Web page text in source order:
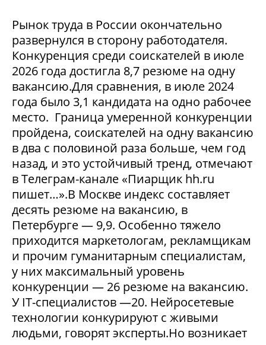
Рынок труда в России окончательно
развернулся в сторону работодателя.
Конкуренция среди соискателей в июле
2026 года достигла 8,7 резюме на одну
вакансию.Для сравнения, в июле 2024
года было 3,1 кандидата на одно рабочее
место. Граница умеренной конкуренции
пройдена, соискателей на одну вакансию
в два с половиной раза больше, чем год
назад, и это устойчивый тренд, отмечают
в Телеграм-канале «Пиарщик hh.ru
пишет…».В Москве индекс составляет
десять резюме на вакансию, в
Петербурге — 9,9. Особенно тяжело
приходится маркетологам, рекламщикам
и прочим гуманитарным специалистам,
у них максимальный уровень
конкуренции — 26 резюме на вакансию.
У IT-специалистов —20. Нейросетевые
технологии конкурируют с живыми
людьми, говорят эксперты.Но возникает